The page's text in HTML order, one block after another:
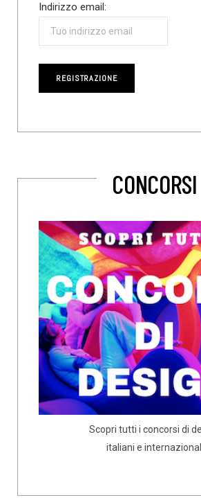
Indirizzo email:
CONCORSI
Scopri tutti i concorsi di
italiani e